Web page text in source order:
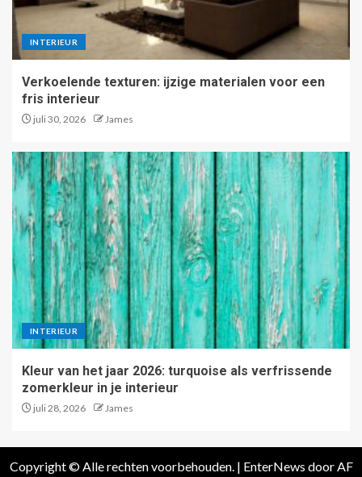
INTERIEUR
Verkoelende texturen: ijzige materialen voor een
fris interieur
juli 30, 2026 James
INTERIEUR
Kleur van het jaar 2026: turquoise als verfrissende
zomerkleur in je interieur
juli 28, 2026 James
Copyright © Alle rechten voorbehouden. | EnterNews door AF